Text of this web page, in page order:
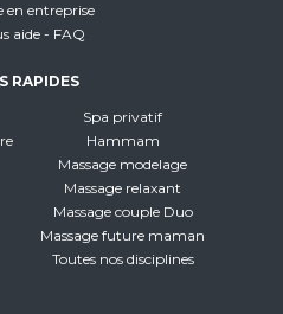
en entreprise
aide - FAQ
RAPIDES
Spa privatif
Hammam
Massage modelage
Massage relaxant
Massage couple Duo
Massage future maman
Toutes nos disciplines